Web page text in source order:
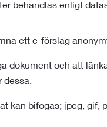
behandlas enligt
ett e-förslag
dokument och att
dessa.
kan bifogas; jpeg, gif,